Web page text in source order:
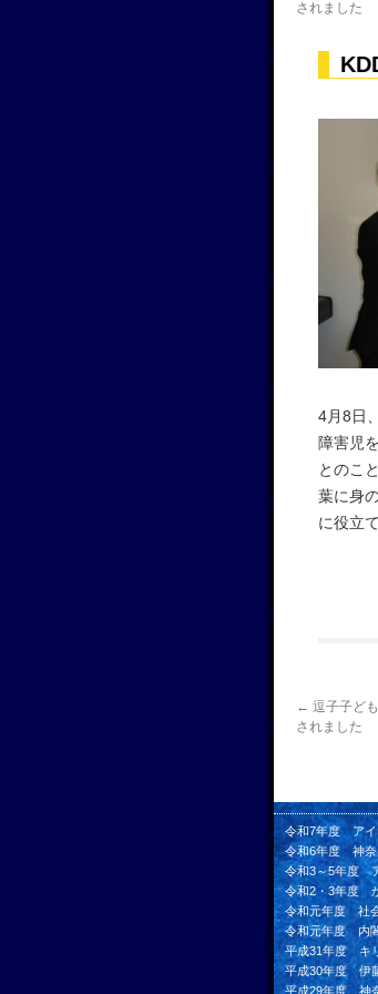
されました
4月8日
障害児
とのこ
葉に身
に役立
← 逗子子ど
されました
令和7年度 アイ
令和6年度 神奈
令和3～5年度
令和2・3年度
令和元年度 社
令和元年度 内
平成31年度 キ
平成30年度 伊
平成29年度 神